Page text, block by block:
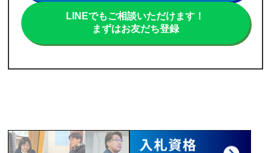
LINEでもご相談いただけます！
まずはお友だち登録